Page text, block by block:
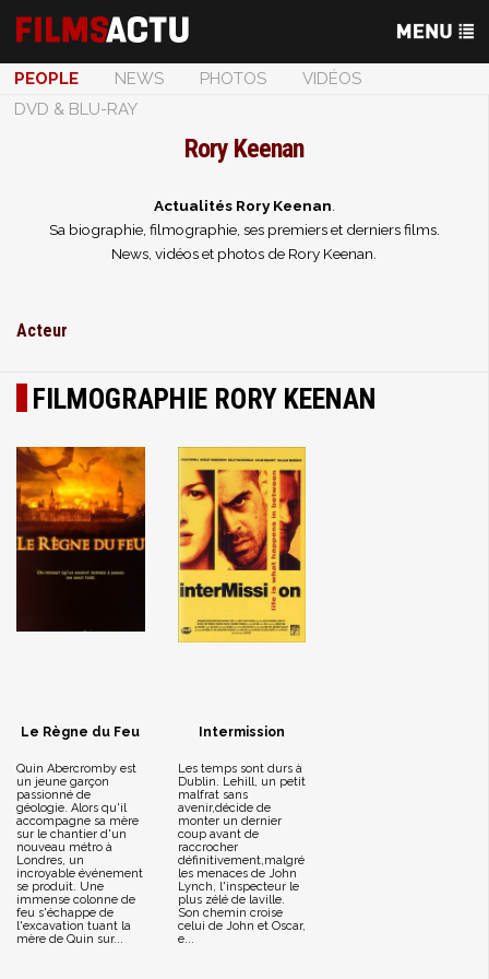
PEOPLE NEWS PHOTOS
VIDÉOS
DVD & BLU-RAY
Rory Keenan
Actualités Rory Keenan
Sa biographie, filmographie, ses premiers et derniers films.
News, vidéos et photos de Rory Keenan.
Acteur
FILMOGRAPHIE RORY KEENAN
Le Règne du Feu
Quin Abercromby est
un jeune garçon
passionné de
géologie. Alors qu'il
accompagne sa mère
sur le chantier d'un
nouveau métro à
Londres, un
incroyable événement
se produit. Une
immense colonne de
feu s'échappe de
l'excavation tuant la
mère de Quin sur...
Intermission
Les temps sont durs à
Dublin. Lehill, un petit
malfrat sans
avenir,décide de
monter un dernier
coup avant de
raccrocher
définitivement,malgré
les menaces de John
Lynch, l'inspecteur le
plus zélé de laville.
Son chemin croise
celui de John et Oscar,
e...